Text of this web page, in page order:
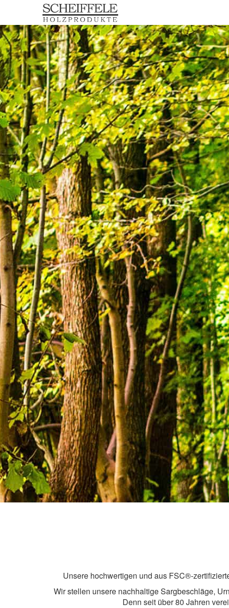
Unsere hochwertigen und aus FSC®-
Wir stellen unsere nachhaltige Sargbeschläge,
Denn seit über 80 Jahren